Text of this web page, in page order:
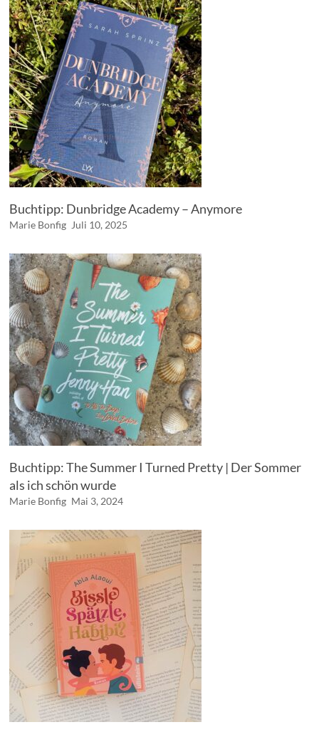
Buchtipp: Dunbridge Academy – Anymore
Marie Bonfig Juli 10, 2025
Buchtipp: The Summer I Turned Pretty | Der Sommer
als ich schön wurde
Marie Bonfig Mai 3, 2024